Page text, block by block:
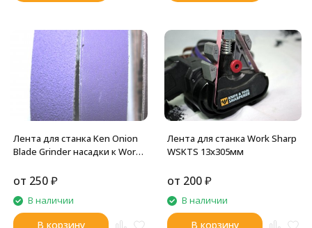
Лента для станка Ken Onion
Blade Grinder насадки к Work
от 250₽
В наличии
В корзину
Лента для станка Work Sharp
WSKTS 13x305мм
от 200₽
В наличии
В корзину